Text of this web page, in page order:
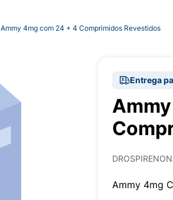
Ammy 4mg com 24 + 4 Comprimidos Revestidos
Entrega
Ammy 4mg